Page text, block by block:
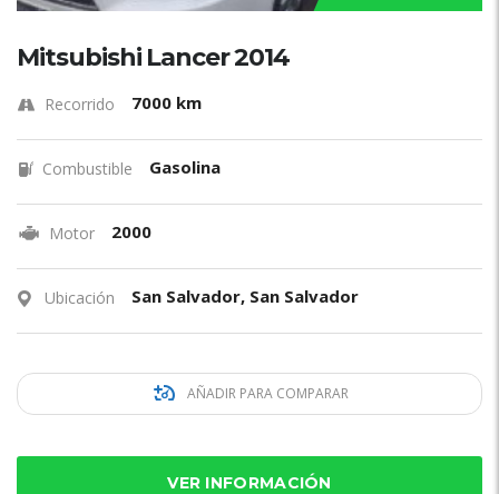
Mitsubishi Lancer 2014
Recorrido 7000 km
Combustible Gasolina
Motor 2000
Ubicación San Salvador, San Salvador
AÑADIR PARA COMPARAR
VER INFORMACIÓN